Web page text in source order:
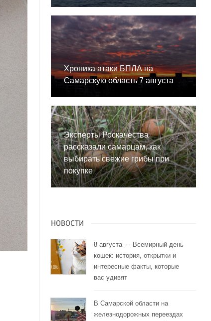
Хроника атаки БПЛА на
Самарскую область 7 августа
Эксперты Роскачества
рассказали самарцам, как
выбирать свежие грибы при
покупке
НОВОСТИ
8 августа — Всемирный день
кошек: история, открытки и
интересные факты, которые
вас удивят
В Самарской области на
железнодорожных переездах